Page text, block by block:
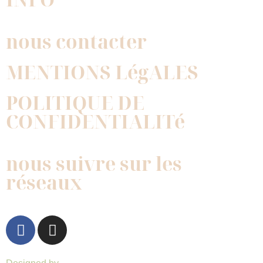
nous contacter
MENTIONS LégALES
POLITIQUE DE
CONFIDENTIALITé
nous suivre sur les
réseaux